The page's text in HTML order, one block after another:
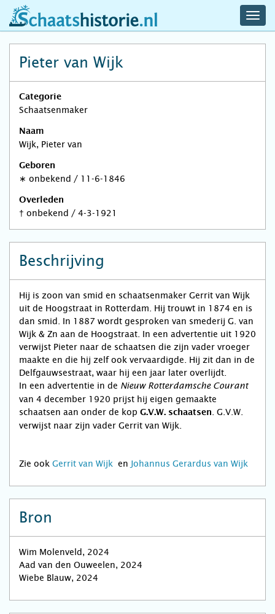
schaatshistorie.nl
Pieter van Wijk
Categorie
Schaatsenmaker
Naam
Wijk, Pieter van
Geboren
∗ onbekend / 11-6-1846
Overleden
† onbekend / 4-3-1921
Beschrijving
Hij is zoon van smid en schaatsenmaker Gerrit van Wijk
uit de Hoogstraat in Rotterdam. Hij trouwt in 1874 en is
dan smid. In 1887 wordt gesproken van smederij G. van
Wijk & Zn aan de Hoogstraat. In een advertentie uit 1920
verwijst Pieter naar de schaatsen die zijn vader vroeger
maakte en die hij zelf ook vervaardigde. Hij zit dan in de
Delfgauwsestraat, waar hij een jaar later overlijdt.
In een advertentie in de Nieuw Rotterdamsche Courant
van 4 december 1920 prijst hij eigen gemaakte
schaatsen aan onder de kop G.V.W. schaatsen
. G.V.W.
verwijst naar zijn vader Gerrit van Wijk.
Zie ook Gerrit van Wijk en Johannus Gerardus van Wijk
Bron
Wim Molenveld, 2024
Aad van den Ouweelen, 2024
Wiebe Blauw, 2024